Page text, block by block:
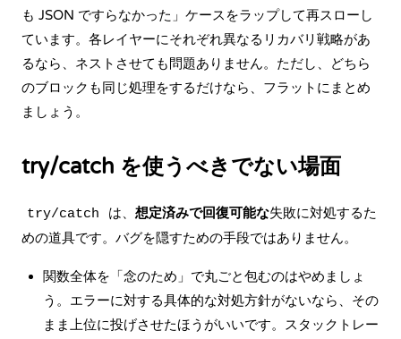
も JSON ですらなかった」ケースをラップして再スローし
ています。各レイヤーにそれぞれ異なるリカバリ戦略があ
るなら、ネストさせても問題ありません。ただし、どちら
のブロックも同じ処理をするだけなら、フラットにまとめ
ましょう。
try/catch を使うべきでない場面
try/catch は、 想定済みで回復可能な失敗に対処するた
めの道具です。バグを隠すための手段ではありません。
関数全体を「念のため」で丸ごと包むのはやめましょ
う。エラーに対する具体的な対処方針がないなら、その
まま上位に投げさせたほうがいいです。スタックトレー